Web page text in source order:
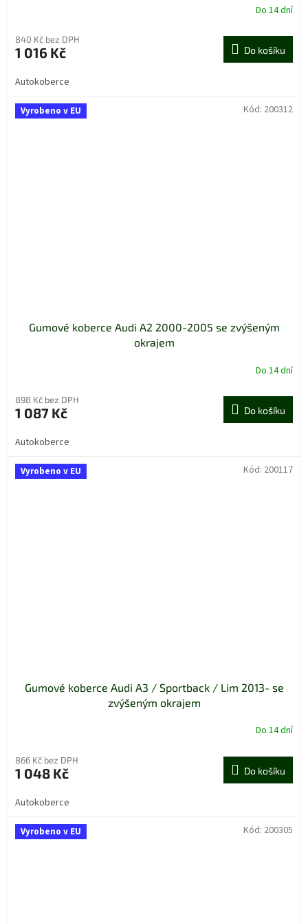
Do 14 dní
840 Kč bez DPH
1 016 Kč Do košíku
Autokoberce
Vyrobeno v EU
Gumové koberce Audi A2 2000-2005 se zvýšeným
okrajem
Do 14 dní
898 Kč bez DPH
1 087 Kč Do košíku
Autokoberce
Kód: 200312
Vyrobeno v EU
Gumové koberce Audi A3 / Sportback / Lim 2013- se
zvýšeným okrajem
Do 14 dní
866 Kč bez DPH
1 048 Kč Do košíku
Autokoberce
Kód: 200117
Vyrobeno v EU Kód: 200305